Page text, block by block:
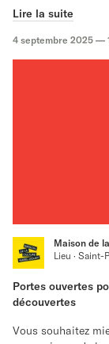
Lire la suite
4 septembre 2025 —
Maison de
Lieu · Saint-
Portes ouvertes
découvertes
Vous souhaitez